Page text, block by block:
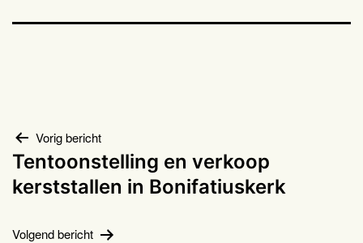
Bericht
navigatie
Vorig bericht
Tentoonstelling en verkoop
kerststallen in Bonifatiuskerk
Volgend bericht